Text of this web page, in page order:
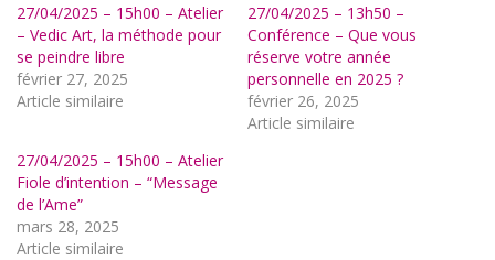
27/04/2025 – 15h00 – Atelier
– Vedic Art, la méthode pour
se peindre libre
février 27, 2025
Article similaire
27/04/2025 – 13h50 –
Conférence – Que vous
réserve votre année
personnelle en 2025 ?
février 26, 2025
Article similaire
27/04/2025 – 15h00 – Atelier
Fiole d’intention – “Message
de l’Ame”
mars 28, 2025
Article similaire